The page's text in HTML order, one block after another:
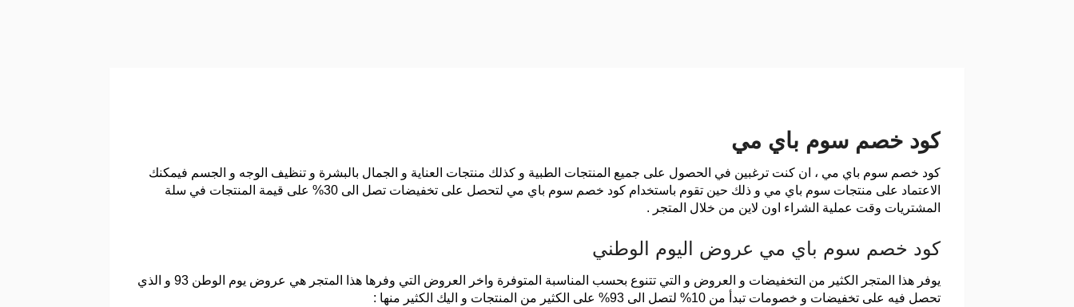
كود خصم سوم باي مي
كود خصم سوم باي مي ، ان كنت ترغبين في الحصول على جميع المنتجات الطبية و كذلك منتجات العناية و الجمال بالبشرة و تنظيف الوجه و الجسم فيمكنك
الاعتماد على منتجات سوم باي مي و ذلك حين تقوم باستخدام كود خصم سوم باي مي لتحصل على تخفيضات تصل الى 30% على قيمة المنتجات في سلة
المشتريات وقت عملية الشراء اون لاين من خلال المتجر .
كود خصم سوم باي مي عروض اليوم الوطني
يوفر هذا المتجر الكثير من التخفيضات و العروض و التي تتنوع بحسب المناسبة المتوفرة واخر العروض التي وفرها هذا المتجر هي عروض يوم الوطن 93 و الذي
تحصل فيه على تخفيضات و خصومات تبدأ من 10% لتصل الى 93% على الكثير من المنتجات و اليك الكثير منها :